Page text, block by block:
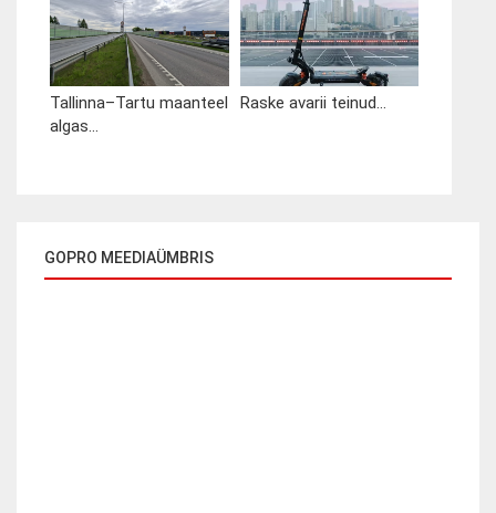
Tallinna–Tartu maanteel
algas...
Raske avarii teinud...
GOPRO MEEDIAÜMBRIS